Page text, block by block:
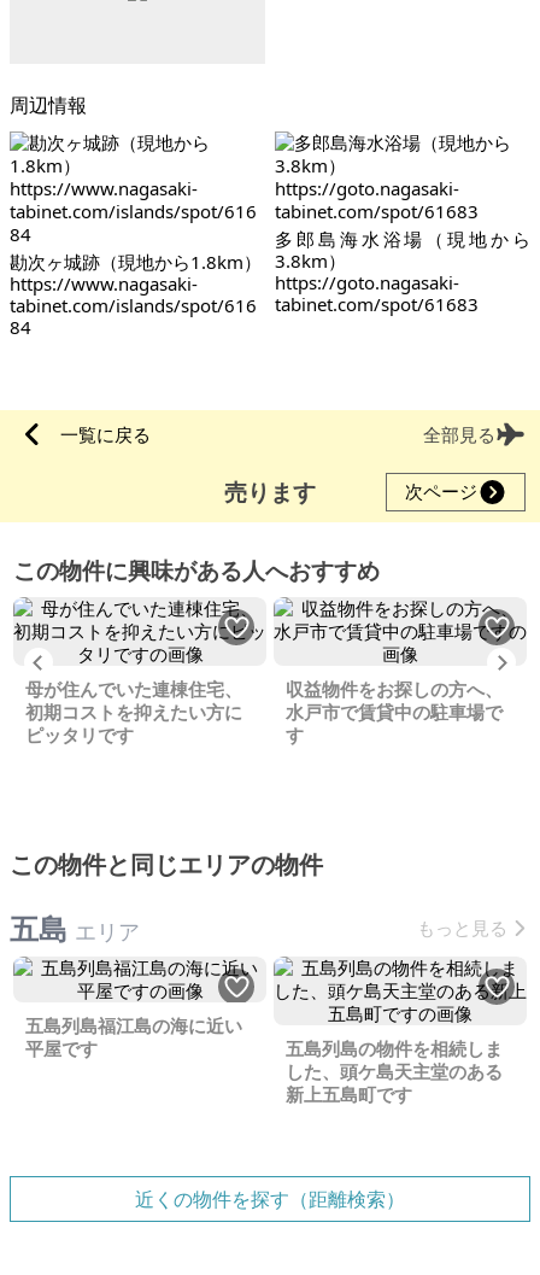
周辺情報
勘次ヶ城跡（現地から1.8km）
https://www.nagasaki-
tabinet.com/islands/spot/616
84
多郎島海水浴場（現地から
3.8km）
https://goto.nagasaki-
tabinet.com/spot/61683
一覧に戻る 全部見る
売ります 次ページ
この物件に興味がある人へおすすめ
Previous
母が住んでいた連棟住宅、
初期コストを抑えたい方に
ピッタリです
収益物件をお探しの方へ、
水戸市で賃貸中の駐車場で
す
この物件と同じエリアの物件
五島 エリア もっと見る
五島列島福江島の海に近い
平屋です
五島列島の物件を相続しま
した、頭ケ島天主堂のある
新上五島町です
近くの物件を探す（距離検索）